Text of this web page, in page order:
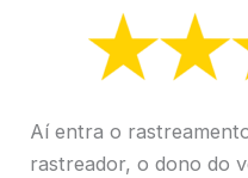
Aí entra o
rastreador, o dono do